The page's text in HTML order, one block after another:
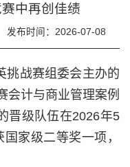
中再创佳绩
发布时间：2026-07-08
挑战赛组委会主办的
会计与商业管理案例
晋级队伍在2026年5
家级二等奖一项，